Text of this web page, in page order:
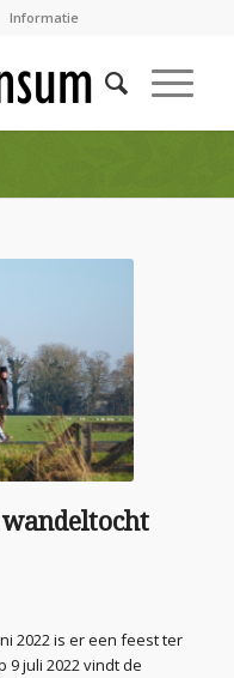
Informatie
2022 is er een feest ter
9 juli 2022 vindt de